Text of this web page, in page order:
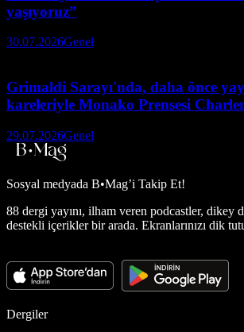
yaşıyoruz”
30.07.2026Genel
Grimaldi Sarayı'nda, daha önce
kareleriyle Monako Prensesi
29.07.2026Genel
Sosyal medyada B•Mag’i Takip Et!
88 dergi yayını, ilham veren podcastler, dikey
destekli içerikler bir arada. Ekranlarınızı dik
Dergiler